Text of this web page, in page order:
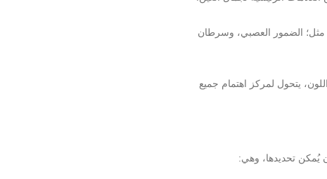
مثل؛ الضمور العصبي، وسرطان
يتحول لمركز اهتمام جميع
يُمكن تحديدها، وهي: